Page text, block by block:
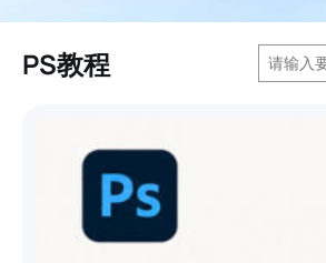
PS教程
搜
索